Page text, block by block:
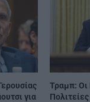
για
Τραμπ: